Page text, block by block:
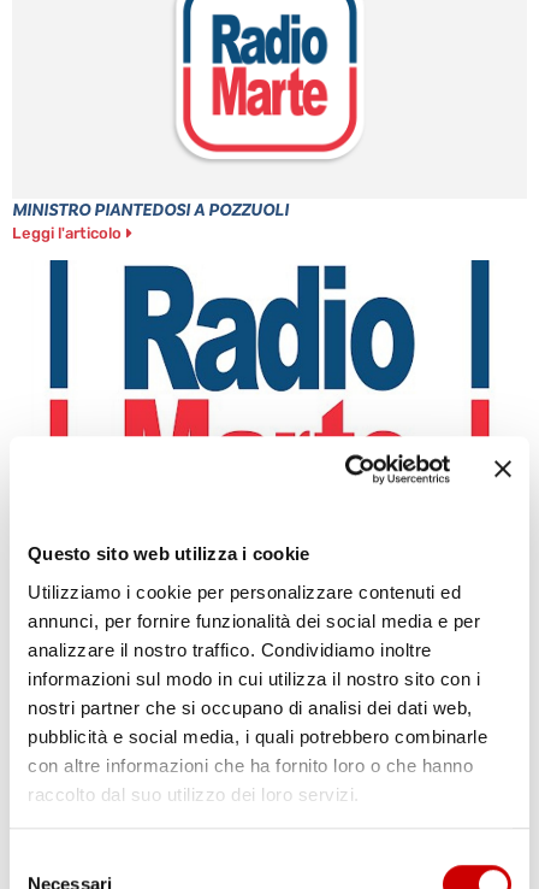
Questo sito web utilizza i cookie
Utilizziamo i cookie per personalizzare contenuti ed
annunci, per fornire funzionalità dei social media e per
analizzare il nostro traffico. Condividiamo inoltre
informazioni sul modo in cui utilizza il nostro sito con i
nostri partner che si occupano di analisi dei dati web,
pubblicità e social media, i quali potrebbero combinarle
con altre informazioni che ha fornito loro o che hanno
raccolto dal suo utilizzo dei loro servizi.
Necessari
MINISTRO PIANTEDOSI A POZZUOLI
Leggi l'articolo
Leggi l'articolo